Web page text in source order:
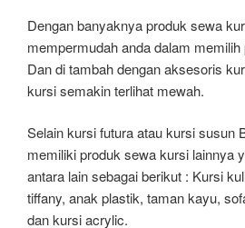
Dengan banyaknya produk sewa
mempermudah anda dalam
Dan di tambah dengan aksesoris
kursi semakin terlihat mewah.
Selain kursi futura atau kursi susun
memiliki produk sewa kursi lainnya
antara lain sebagai berikut : Kursi
tiffany, anak plastik, taman kayu,
dan kursi acrylic.